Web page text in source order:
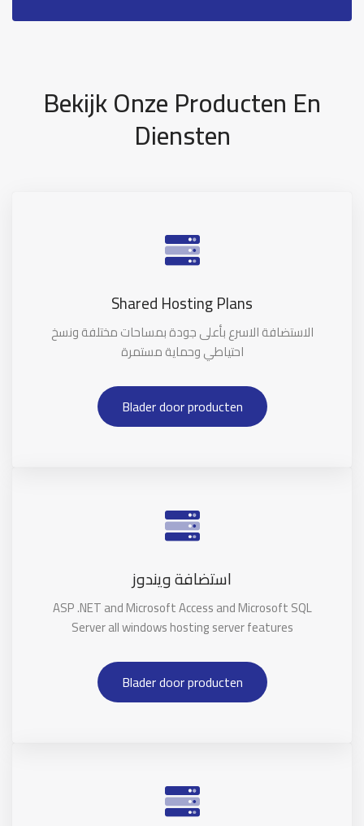
Bekijk Onze Producten En
Diensten
Shared Hosting Plans
الاستضافة الاسرع بأعلى جودة بمساحات مختلفة ونسخ
احتياطي وحماية مستمرة
Blader door producten
استضافة ويندوز
ASP .NET and Microsoft Access and Microsoft SQL
Server all windows hosting server features
Blader door producten